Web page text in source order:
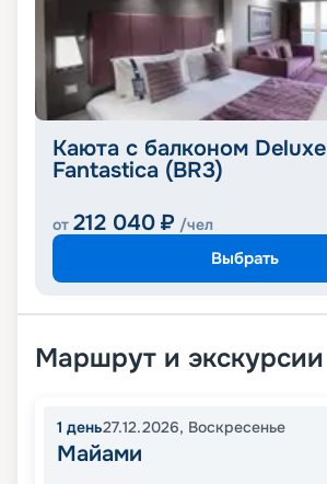
Каюта с балконом Deluxe
Fantastica (BR3)
от 212 040 ₽ /чел
Выбрать
Маршрут и экскурсии
1 день27.12.2026, Воскресенье
Майами